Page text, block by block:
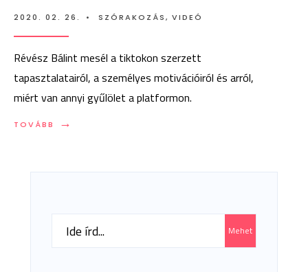
2020. 02. 26. • SZÓRAKOZÁS, VIDEÓ
Révész Bálint mesél a tiktokon szerzett
tapasztalatairól, a személyes motivációiról és arról,
miért van annyi gyűlölet a platformon.
TOVÁBB →
TOVÁBB:
LESZAROM
Search
Mehet